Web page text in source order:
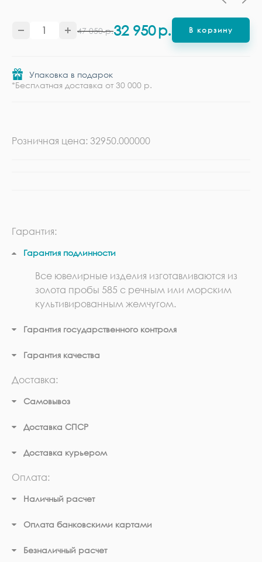
47 050 р.32 950р. В корзину
Упаковка в подарок
*Бесплатная доставка от 30 000 р.
Розничная цена: 32950.000000
Гарантия:
Гарантия подлинности
Все ювелирные изделия изготавливаются из
золота пробы 585 с речным или морским
культивированным жемчугом.
Гарантия государственного контроля
Гарантия качества
Доставка:
Самовывоз
Доставка СПСР
Доставка курьером
Оплата:
Наличный расчет
Оплата банковскими картами
Безналичный расчет